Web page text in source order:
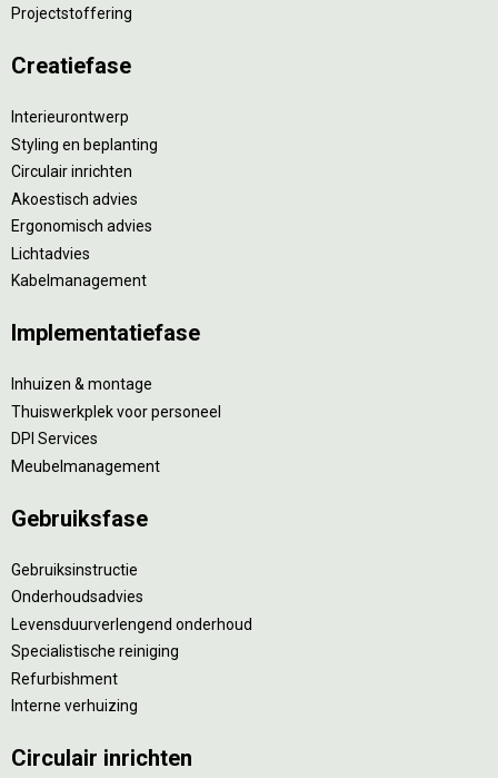
Projectstoffering
Creatiefase
Interieurontwerp
Styling en beplanting
Circulair inrichten
Akoestisch advies
Ergonomisch advies
Lichtadvies
Kabelmanagement
Implementatiefase
Inhuizen & montage
Thuiswerkplek voor personeel
DPI Services
Meubelmanagement
Gebruiksfase
Gebruiksinstructie
Onderhoudsadvies
Levensduurverlengend onderhoud
Specialistische reiniging
Refurbishment
Interne verhuizing
Circulair inrichten